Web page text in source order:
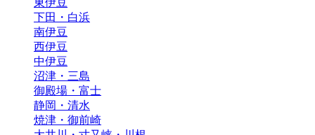
東伊豆
下田・白浜
南伊豆
西伊豆
中伊豆
沼津・三島
御殿場・富士
静岡・清水
焼津・御前崎